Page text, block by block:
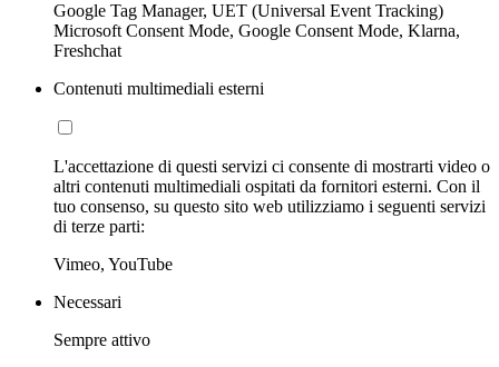
Google Tag Manager, UET (Universal Event Tracking)
Microsoft Consent Mode, Google Consent Mode, Klarna,
Freshchat
Contenuti multimediali esterni
L'accettazione di questi servizi ci consente di mostrarti video o
altri contenuti multimediali ospitati da fornitori esterni. Con il
tuo consenso, su questo sito web utilizziamo i seguenti servizi
di terze parti:
Vimeo, YouTube
Necessari
Sempre attivo